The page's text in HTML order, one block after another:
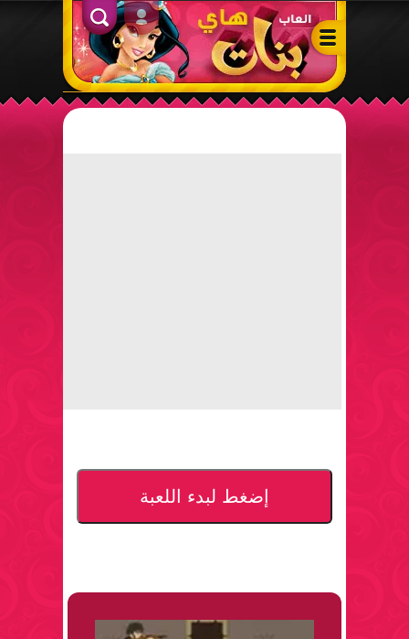
ألعاب بنات هاي – أفضل ألعاب تلبيس، مكياج، طبخ وأنشطة ممتعة
الدخول
إضغط لبدء اللعبة